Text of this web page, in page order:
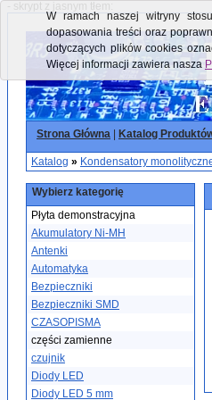
- skrypt z jasnym tłem:
Strona Główna Katalog
Katalog » Kondensatory
Wybierz kategorię
Płyta demonstracyjna
Akumulatory Ni-MH
Antenki
Automatyka
Bezpieczniki
Bezpieczniki SMD
CZASOPISMA
części zamienne
czujnik
Diody LED
Diody LED 5 mm
W ramach naszej witryny
dopasowania treści oraz
dotyczących plików cookies
Więcej informacji zawiera nasza